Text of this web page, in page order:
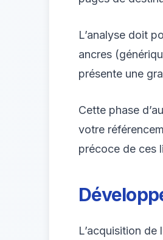
L’analyse doit
ancres
présente une
Cette phase
votre
précoce de ces
L’acquisition